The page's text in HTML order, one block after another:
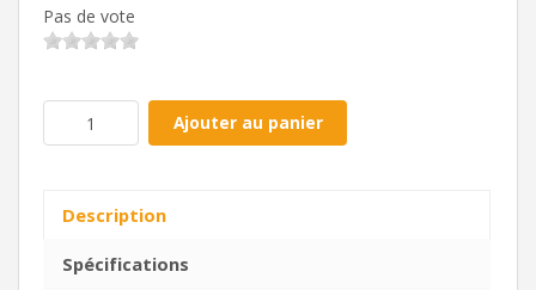
Pas de vote
Ajouter au panier
Description
Spécifications